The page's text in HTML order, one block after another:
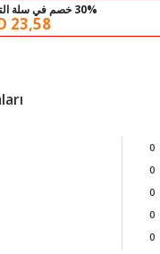
30% خصم في سلة التسوق
23,58
0
0
0
0
0